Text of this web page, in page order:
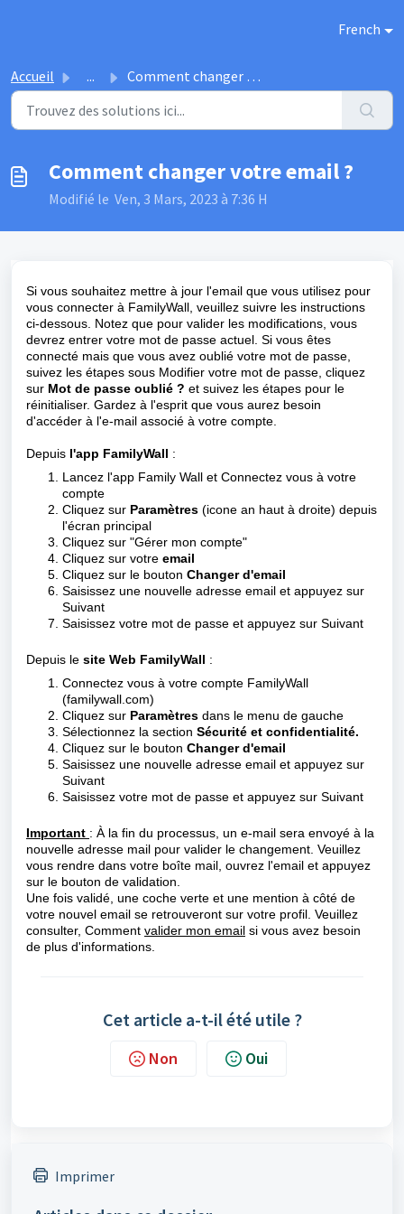
French
Accueil ... Comment changer votre email ?
Comment changer votre email ?
Modifié le Ven, 3 Mars, 2023 à 7:36 H
Si vous souhaitez mettre à jour l'email que vous utilisez pour
vous connecter à FamilyWall, veuillez suivre les instructions
ci-dessous. Notez que pour valider les modifications, vous
devrez entrer votre mot de passe actuel. Si vous êtes
connecté mais que vous avez oublié votre mot de passe,
suivez les étapes sous Modifier votre mot de passe , cliquez
sur Mot de passe oublié ? et suivez les étapes pour le
réinitialiser. Gardez à l'esprit que vous aurez besoin
d'accéder à l'e-mail associé à votre compte.
Depuis l'app FamilyWall :
Lancez l'app Family Wall et Connectez vous à votre
compte
Cliquez sur Paramètres (icone an haut à droite) depuis
l'écran principal
Cliquez sur "Gérer mon compte"
Cliquez sur votre email
Cliquez sur le bouton Changer d'email
Saisissez une nouvelle adresse email et appuyez sur
Suivant
Saisissez votre mot de passe et appuyez sur Suivant
Depuis le site Web FamilyWall :
Connectez vous à votre compte FamilyWall
(familywall.com)
Cliquez sur Paramètres dans le menu de gauche
Sélectionnez la section Sécurité et confidentialité.
Cliquez sur le bouton Changer d'email
Saisissez une nouvelle adresse email et appuyez sur
Suivant
Saisissez votre mot de passe et appuyez sur Suivant
Important : À la fin du processus, un e-mail sera envoyé à la
nouvelle adresse mail pour valider le changement. Veuillez
vous rendre dans votre boîte mail, ouvrez l'email et appuyez
sur le bouton de validation.
Une fois validé, une coche verte et une mention à côté de
votre nouvel email se retrouveront sur votre profil. Veuillez
consulter, Comment valider mon email si vous avez besoin
de plus d'informations.
Cet article a-t-il été utile ?
Non Oui
Imprimer